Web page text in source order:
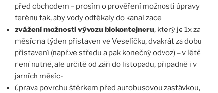
před obchodem – prosím o prověření možnosti úpravy
terénu tak, aby vody odtékaly do kanalizace
zvážení možnosti vývozu biokontejneru, který je 1x za
měsíc na týden přistaven ve Veselíčku, dvakrát za dobu
přistavení (např.ve středu a pak konečný odvoz) – v létě
není nutné, ale určitě od září do listopadu, případně i v
jarních měsíc-
úprava povrchu štěrkem před autobusovou zastávkou,